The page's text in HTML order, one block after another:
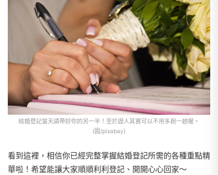
結婚登記當天請帶好你的另一半！至於證人其實可以不用多跑一趟喔。
(圖/pixabay)
看到這裡，相信你已經完整掌握結婚登記所需的各種重點精
華啦！希望能讓大家順順利利登記、開開心心回家～